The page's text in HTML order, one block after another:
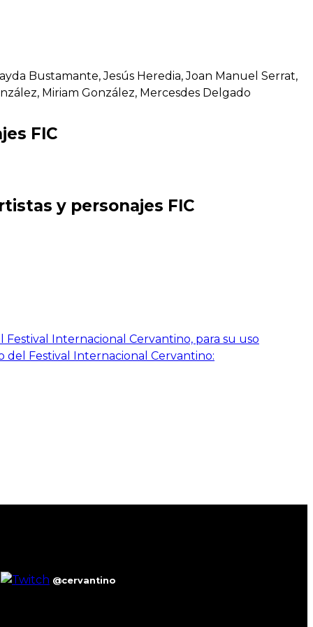
Bustamante, Jesús Heredia, Joan Manuel Serrat,
Miriam González, Mercesdes Delgado
FIC
y personajes FIC
Internacional Cervantino, para su uso
del Festival Internacional Cervantino:
@cervantino